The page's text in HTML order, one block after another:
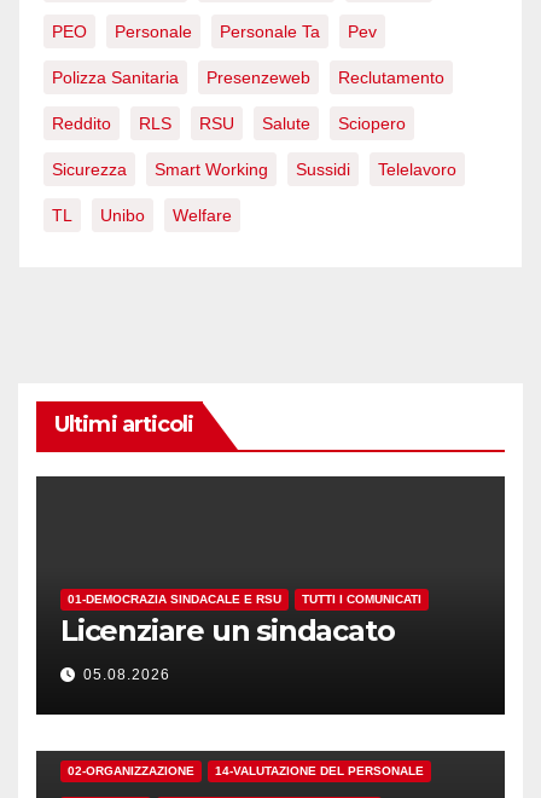
PEO Personale Personale Ta Pev
Polizza Sanitaria Presenzeweb Reclutamento
Reddito RLS RSU Salute Sciopero
Sicurezza Smart Working Sussidi Telelavoro
TL Unibo Welfare
Ultimi articoli
01-DEMOCRAZIA SINDACALE E RSU TUTTI I COMUNICATI
Licenziare un sindacato
05.08.2026
02-ORGANIZZAZIONE 14-VALUTAZIONE DEL PERSONALE